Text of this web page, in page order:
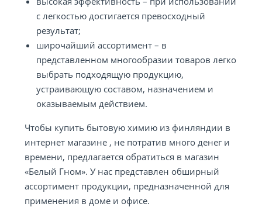
с легкостью достигается превосходный
результат;
широчайший ассортимент – в
представленном многообразии товаров легко
выбрать подходящую продукцию,
устраивающую составом, назначением и
оказываемым действием.
Чтобы купить бытовую химию из финляндии в
интернет магазине , не потратив много денег и
времени, предлагается обратиться в магазин
«Белый Гном». У нас представлен обширный
ассортимент продукции, предназначенной для
применения в доме и офисе.